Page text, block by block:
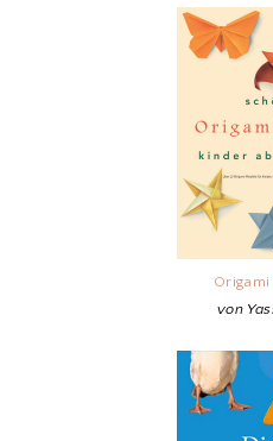
von